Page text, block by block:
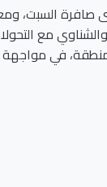
صافرة السبت،
مع